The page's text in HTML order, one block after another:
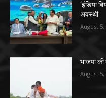
‘इंडिया
अवस्थी
August 5,
भाजपा की
August 5,